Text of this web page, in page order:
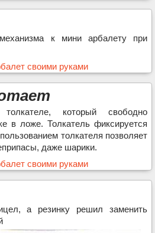
механизма к мини арбалету при
который свободно
в ложе. Толкатель фиксируется
толкателя позволяет
даже шарики.
а резинку решил заменить